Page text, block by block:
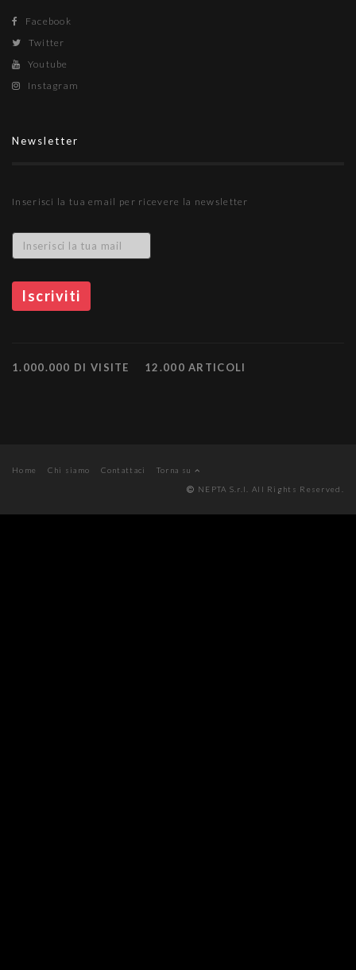
Facebook
Twitter
Youtube
Instagram
Newsletter
Inserisci la tua email per ricevere la newsletter
1.000.000 DI VISITE 12.000 ARTICOLI
Home Chi siamo Contattaci
Torna su
NEPTA S.r.l. All Rights Reserved.